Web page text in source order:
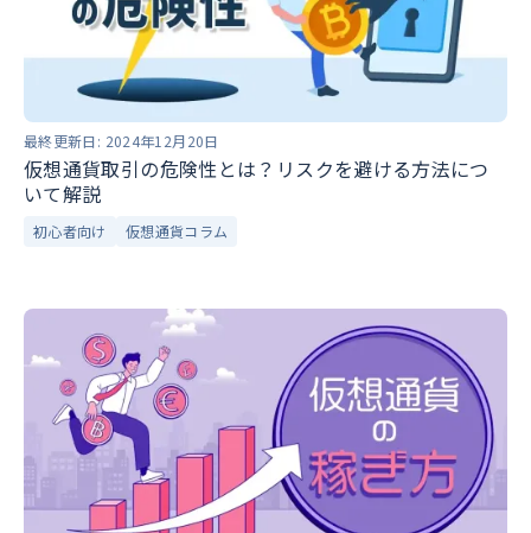
最終更新日: 2024年12月20日
仮想通貨取引の危険性とは？リスクを避ける方法につ
いて解説
初心者向け 仮想通貨コラム